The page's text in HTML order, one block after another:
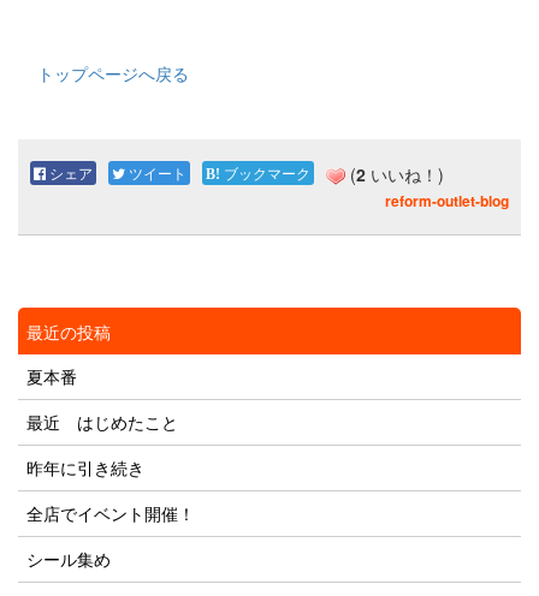
トップページへ戻る
シェア ツイート ブックマーク (2 いいね！)
reform-outlet-blog
最近の投稿
夏本番
最近 はじめたこと
昨年に引き続き
全店でイベント開催！
シール集め